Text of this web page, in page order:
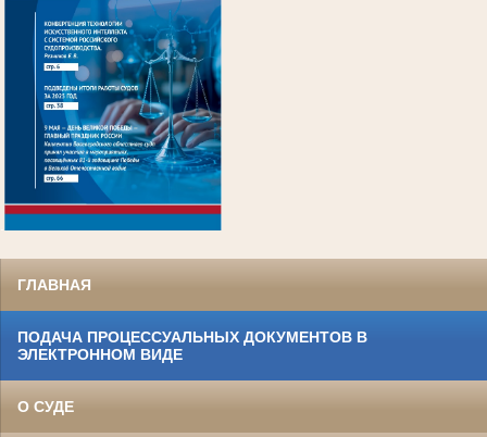
ГЛАВНАЯ
ПОДАЧА ПРОЦЕССУАЛЬНЫХ ДОКУМЕНТОВ В
ЭЛЕКТРОННОМ ВИДЕ
О СУДЕ